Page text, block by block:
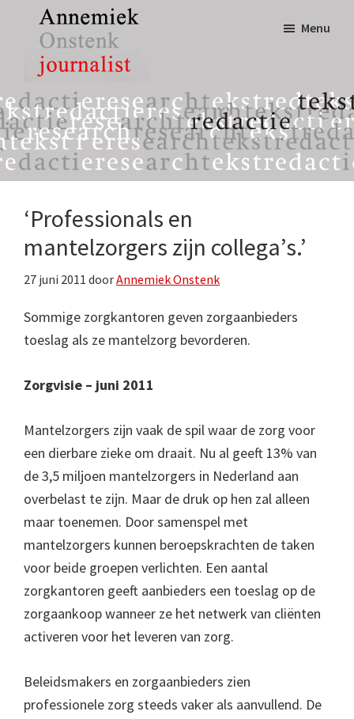
inhoud
eerste
sidebar
Annemiek
Onstenk
Journalist
tekst,
redactie
&
research
Menu
‘Professionals en
mantelzorgers zijn collega’s.’
27 juni 2011 doorAnnemiek Onstenk
Sommige zorgkantoren geven zorgaanbieders
toeslag als ze mantelzorg bevorderen.
Zorgvisie – juni 2011
Mantelzorgers zijn vaak de spil waar de zorg voor
een dierbare zieke om draait. Nu al geeft 13% van
de 3,5 miljoen mantelzorgers in Nederland aan
overbelast te zijn. Maar de druk op hen zal alleen
maar toenemen. Door samenspel met
mantelzorgers kunnen beroepskrachten de taken
voor beide groepen verlichten. Een aantal
zorgkantoren geeft aanbieders een toeslag op de
zorgaankoop wanneer ze het netwerk van cliënten
activeren voor het leveren van zorg.
Beleidsmakers en zorgaanbieders zien
professionele zorg steeds vaker als aanvullend. De